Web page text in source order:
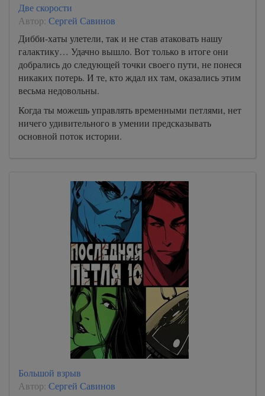
Две скорости
Автор: Сергей Савинов
Дибби-хаты улетели, так и не став атаковать нашу
галактику… Удачно вышло. Вот только в итоге они
добрались до следующей точки своего пути, не понеся
никаких потерь. И те, кто ждал их там, оказались этим
весьма недовольны.
Когда ты можешь управлять временными петлями, нет
ничего удивительного в умении предсказывать
основной поток истории.
Большой взрыв
Автор: Сергей Савинов